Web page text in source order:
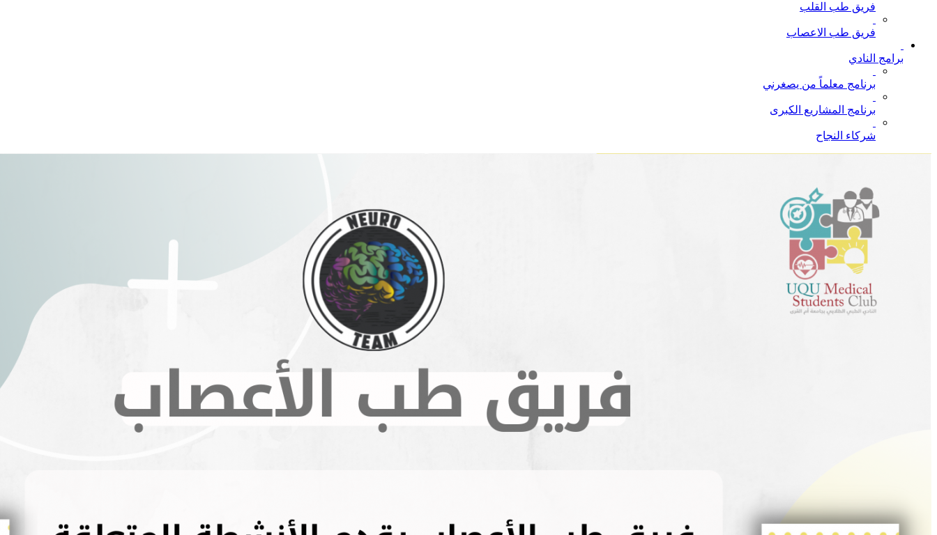
فريق طب القلب
فريق طب الاعصاب
برامج النادي
برنامج معلماً من يصغرني
برنامج المشاريع الكبرى
شركاء النجاح